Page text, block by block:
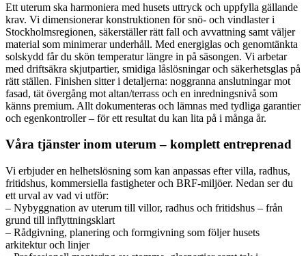
Ett uterum ska harmoniera med husets uttryck och uppfylla gällande
krav. Vi dimensionerar konstruktionen för snö- och vindlaster i
Stockholmsregionen, säkerställer rätt fall och avvattning samt väljer
material som minimerar underhåll. Med energiglas och genomtänkta
solskydd får du skön temperatur längre in på säsongen. Vi arbetar
med driftsäkra skjutpartier, smidiga låslösningar och säkerhetsglas på
rätt ställen. Finishen sitter i detaljerna: noggranna anslutningar mot
fasad, tät övergång mot altan/terrass och en inredningsnivå som
känns premium. Allt dokumenteras och lämnas med tydliga garantier
och egenkontroller – för ett resultat du kan lita på i många år.
Våra tjänster inom uterum – komplett entreprenad
Vi erbjuder en helhetslösning som kan anpassas efter villa, radhus,
fritidshus, kommersiella fastigheter och BRF-miljöer. Nedan ser du
ett urval av vad vi utför:
– Nybyggnation av uterum till villor, radhus och fritidshus – från
grund till inflyttningsklart
– Rådgivning, planering och formgivning som följer husets
arkitektur och linjer